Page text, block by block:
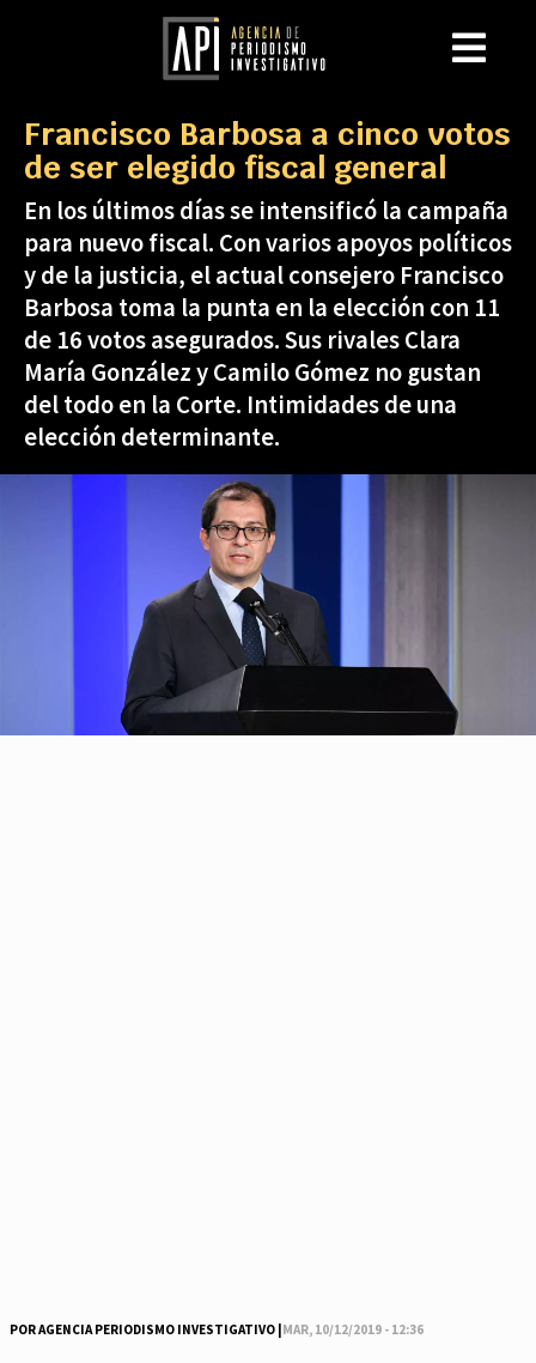
Francisco Barbosa a cinco votos
de ser elegido fiscal general
En los últimos días se intensificó la campaña
para nuevo fiscal. Con varios apoyos políticos
y de la justicia, el actual consejero Francisco
Barbosa toma la punta en la elección con 11
de 16 votos asegurados. Sus rivales Clara
María González y Camilo Gómez no gustan
del todo en la Corte. Intimidades de una
elección determinante.
POR AGENCIA PERIODISMO INVESTIGATIVO | MAR, 10/12/2019 - 12:36